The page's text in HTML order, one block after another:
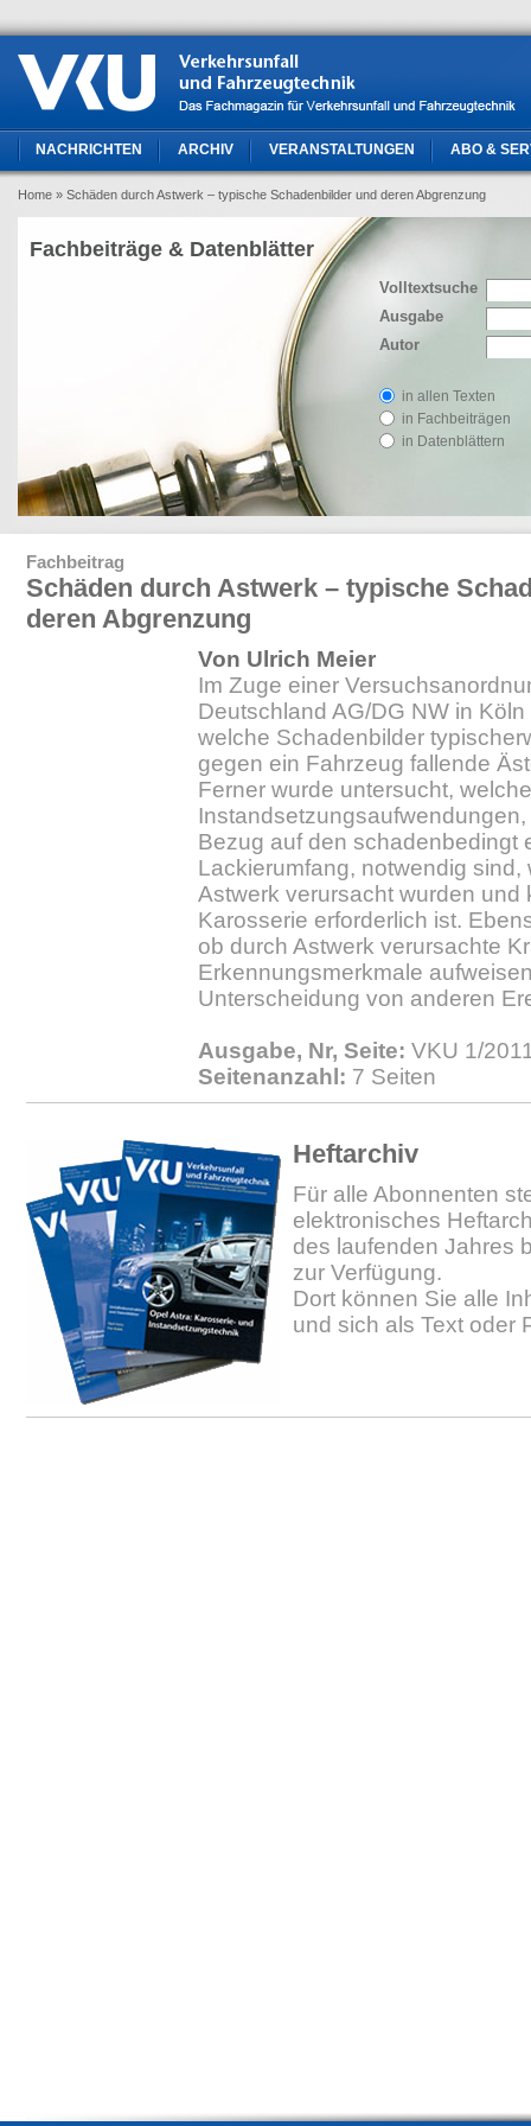
NACHRICHTEN ARCHIV VERANSTALTUNGEN ABO &
Home » Schäden durch Astwerk – typische Schadenbilder und deren Abgrenzung
Volltextsuche
Ausgabe
Autor
in allen Texten
in Fachbeiträgen
in Datenblättern
Fachbeiträge & Datenblätter
Fachbeitrag
Schäden durch Astwerk – typische
deren Abgrenzung
Von Ulrich Meier
Im Zuge einer
Deutschland AG/DG NW in
welche Schadenbilder
gegen ein Fahrzeug fallende
Ferner wurde untersucht, welche
Bezug auf den schadenbedingt
Lackierumfang, notwendig sind,
Astwerk verursacht wurden und
Karosserie erforderlich ist.
ob durch Astwerk verursachte
Erkennungsmerkmale
Unterscheidung von anderen
Ausgabe, Nr, Seite: VKU 1/
Seitenanzahl: 7 Seiten
Heftarchiv
Für alle Abonnenten
elektronisches
des laufenden Jahres
zur Verfügung.
Dort können Sie alle
und sich als Text oder